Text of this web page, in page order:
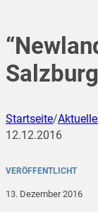
Startseite/
12.12.2016
VERÖFFENTLICHT
13. Dezember 2016